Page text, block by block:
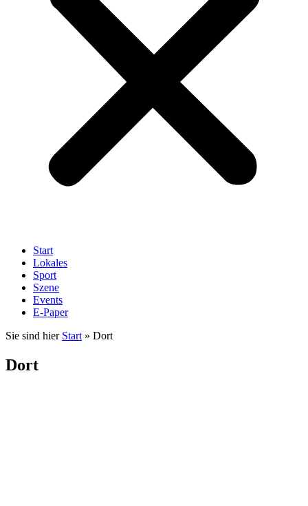
Start
Lokales
Sport
Szene
Events
E-Paper
Sie sind hier Start » Dort
Dort